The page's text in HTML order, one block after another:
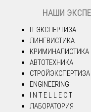
НАШИ
IT ЭКСПЕРТИЗА
ЛИНГВИСТИКА
КРИМИНАЛИСТИКА
АВТОТЕХНИКА
СТРОЙЭКСПЕРТИЗА
ENGINEERING
I N T E L L E C T
ЛАБОРАТОРИЯ